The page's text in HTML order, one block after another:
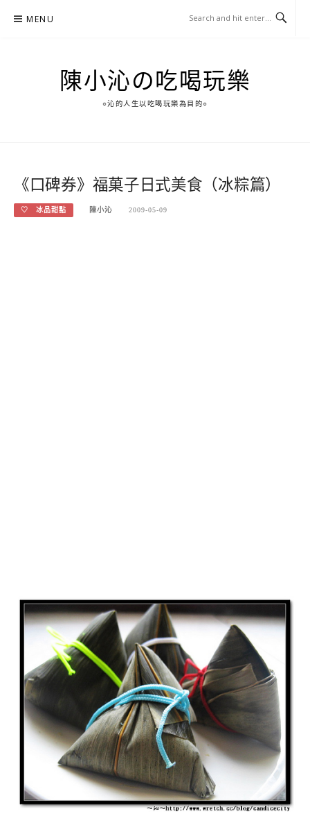
MENU
陳小沁の吃喝玩樂
○沁的人生以吃喝玩樂為目的○
《口碑券》福菓子日式美食（冰粽篇）
♡ 冰品甜點 陳小沁 2009-05-09